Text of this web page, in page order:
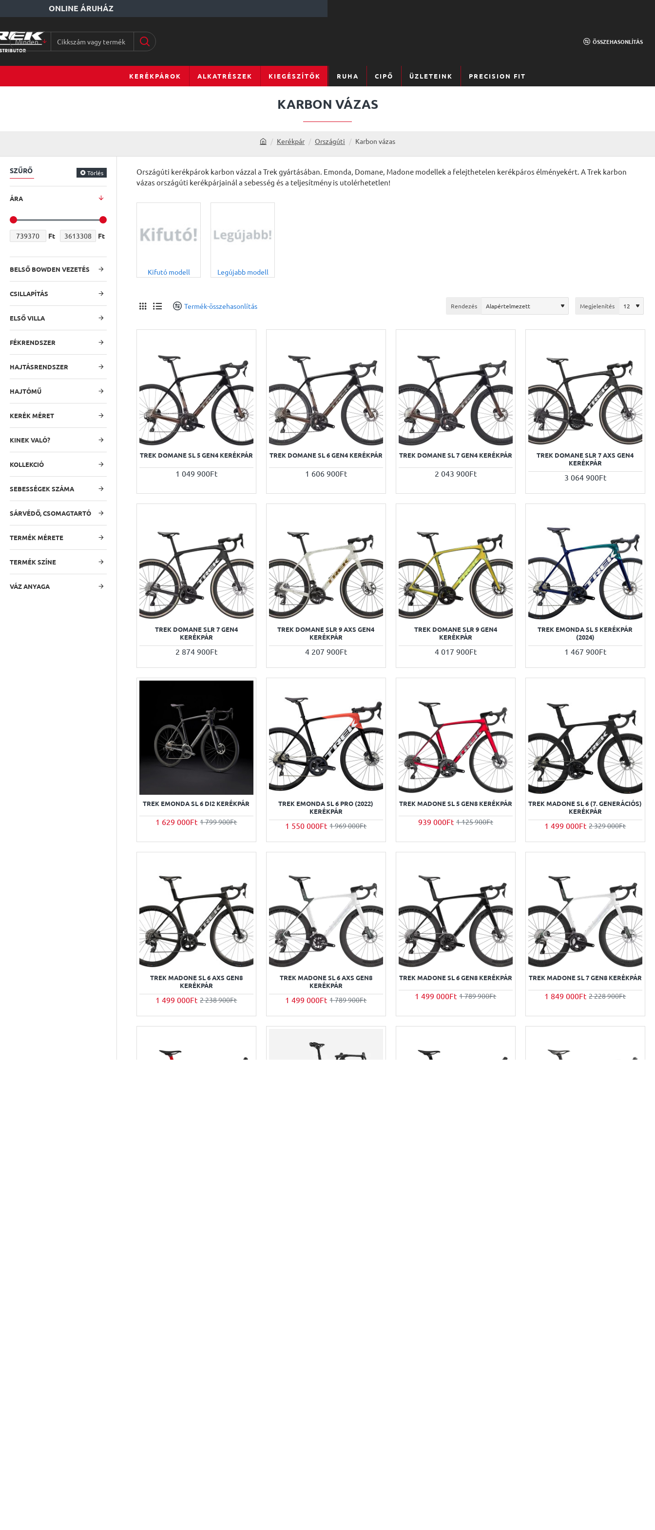
ONLINE ÁRUHÁZ
Minden
Cikkszám
terméknév...
ÖSSZEHASONLÍTÁS
KERÉKPÁROK ALKATRÉSZEK KIEGÉSZÍTŐK RUHA CIPŐ ÜZLETEINK PRECISION FIT
KARBON VÁZAS
o
m
e
Kerékpár Országúti Karbon vázas
SZŰRŐ Törlés
ÁRA
Ft Ft
BELSŐ BOWDEN VEZETÉS
CSILLAPÍTÁS
ELSŐ VILLA
FÉKRENDSZER
HAJTÁSRENDSZER
HAJTÓMŰ
KERÉK MÉRET
KINEK VALÓ?
KOLLEKCIÓ
SEBESSÉGEK SZÁMA
SÁRVÉDŐ, CSOMAGTARTÓ
TERMÉK MÉRETE
TERMÉK SZÍNE
VÁZ ANYAGA
Országúti kerékpárok karbon vázzal a Trek gyártásában. Emonda, Domane, Madone modellek a felejthetelen kerékpáros élményekért. A Trek karbon
vázas országúti kerékpárjainál a sebesség és a teljesítmény is utolérhetetlen!
Kifutó modell Legújabb modell
Termék-összehasonlítás Rendezés Megjelenítés
TREK DOMANE SL 5 GEN4 KERÉKPÁR
1 049 900Ft
TREK DOMANE SL 6 GEN4 KERÉKPÁR
1 606 900Ft
TREK DOMANE SL 7 GEN4 KERÉKPÁR
2 043 900Ft
TREK DOMANE SLR 7 AXS GEN4
KERÉKPÁR
3 064 900Ft
TREK DOMANE SLR 7 GEN4
KERÉKPÁR
2 874 900Ft
TREK DOMANE SLR 9 AXS GEN4
KERÉKPÁR
4 207 900Ft
TREK DOMANE SLR 9 GEN4
KERÉKPÁR
4 017 900Ft
TREK EMONDA SL 5 KERÉKPÁR
(2024)
1 467 900Ft
TREK EMONDA SL 6 DI2 KERÉKPÁR
1 629 000Ft 1 799 900Ft
TREK EMONDA SL 6 PRO (2022)
KERÉKPÁR
1 550 000Ft 1 969 000Ft
TREK MADONE SL 5 GEN8 KERÉKPÁR
939 000Ft 1 125 900Ft
TREK MADONE SL 6 (7. GENERÁCIÓS)
KERÉKPÁR
1 499 000Ft 2 329 000Ft
TREK MADONE SL 6 AXS GEN8
KERÉKPÁR
1 499 000Ft 2 238 900Ft
TREK MADONE SL 6 AXS GEN8
KERÉKPÁR
1 499 000Ft 1 789 900Ft
TREK MADONE SL 6 GEN8 KERÉKPÁR
1 499 000Ft 1 789 900Ft
TREK MADONE SL 7 GEN8 KERÉKPÁR
1 849 000Ft 2 228 900Ft